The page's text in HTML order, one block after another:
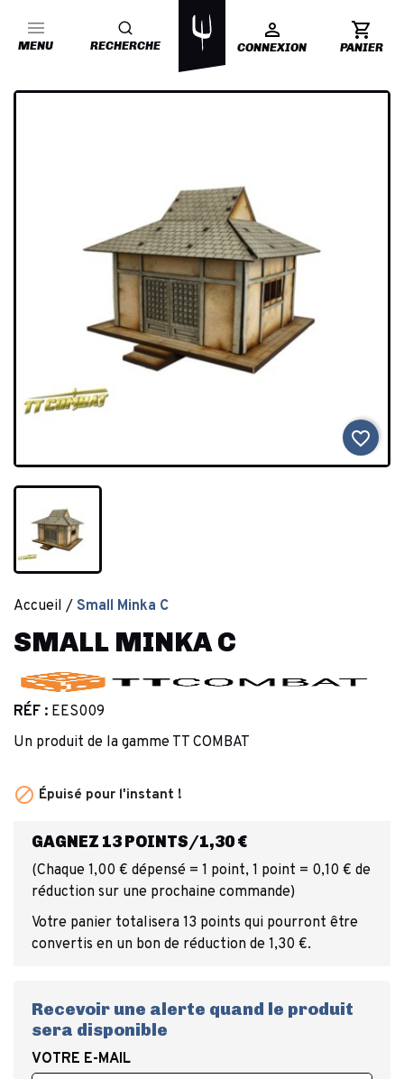
MENU RECHERCHE CONNEXION PANIER
favorite_border
Accueil Small Minka C
SMALL MINKA C
RÉF : EES009
Un produit de la gamme TT COMBAT
 Épuisé pour l'instant !
GAGNEZ 13 POINTS/1,30 €
(Chaque 1,00 € dépensé = 1 point, 1 point = 0,10 € de
réduction sur une prochaine commande)
Votre panier totalisera 13 points qui pourront être
convertis en un bon de réduction de 1,30 €.
Recevoir une alerte quand le produit
sera disponible
VOTRE E-MAIL